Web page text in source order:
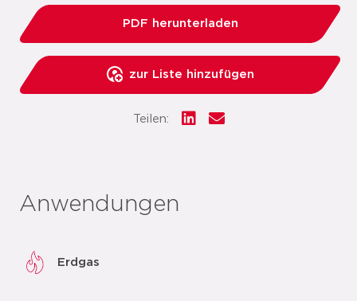
PDF herunterladen
zur Liste hinzufügen
Teilen:
Anwendungen
Erdgas